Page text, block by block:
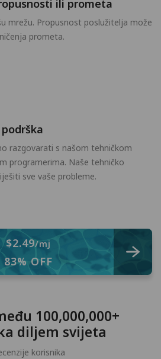
ili prometa
mrežu. Propusnost poslužitelja može
prometa.
razgovarati s našom tehničkom
programerima. Naše tehničko
sve vaše probleme.
$2.49/mj
83% OFF
100,000,000+
diljem svijeta
korisnika